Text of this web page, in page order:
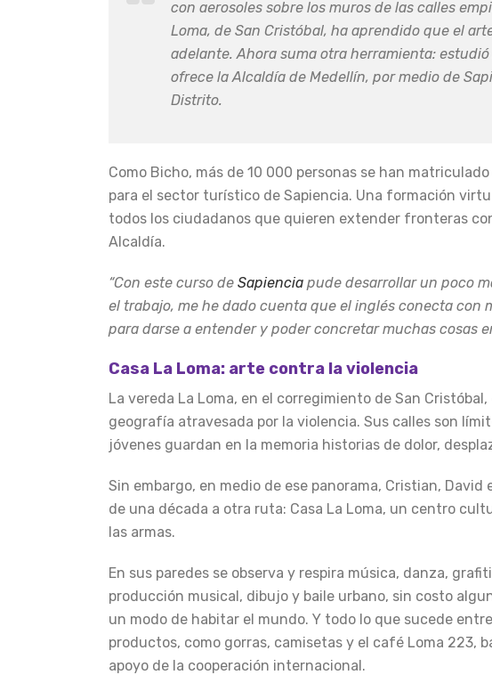
con aerosoles sobre los muros de las calles
Loma, de San Cristóbal, ha aprendido que el
adelante. Ahora suma otra herramienta:
ofrece la Alcaldía de Medellín, por medio de
Distrito.
Como Bicho, más de 10 000 personas se han
para el sector turístico de Sapiencia. Una formación
todos los ciudadanos que quieren extender fronteras
Alcaldía.
“Con este curso de Sapiencia pude desarrollar un poco
el trabajo, me he dado cuenta que el inglés conecta
para darse a entender y poder concretar muchas cosas
Casa La Loma: arte contra la violencia
La vereda La Loma, en el corregimiento de San Cristóbal,
geografía atravesada por la violencia. Sus calles son
jóvenes guardan en la memoria historias de dolor,
Sin embargo, en medio de ese panorama, Cristian,
de una década a otra ruta: Casa La Loma, un centro
las armas.
En sus paredes se observa y respira música, danza,
producción musical, dibujo y baile urbano, sin costo
un modo de habitar el mundo. Y todo lo que sucede
productos, como gorras, camisetas y el café Loma 223,
apoyo de la cooperación internacional.